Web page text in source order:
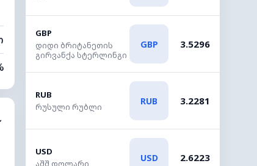
GBP
დიდი ბრიტანეთის
გირვანქა სტერლინგი
GBP 3.5296
RUB
რუსული რუბლი
RUB 3.2281
USD
აშშ დოლარი
USD 2.6223